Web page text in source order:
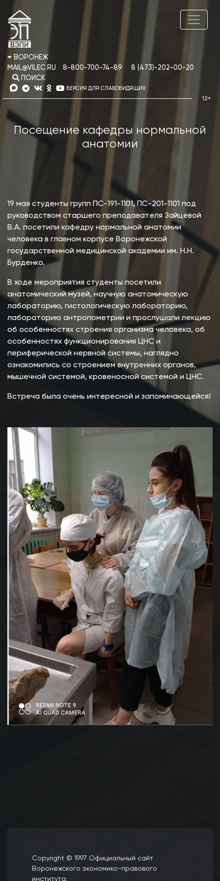
ВОРОНЕЖ
MAIL@VILEC.RU
8-800-700-74-89
8 (473)-202-00-20
ПОИСК
ВЕРСИЯ ДЛЯ СЛАБОВИДЯЩИХ
Посещение кафедры нормальной
анатомии
19 мая студенты групп ПС-191-1101, ПС-201-1101 под
руководством старшего преподавателя Зайцевой
В.А. посетили кафедру нормальной анатомии
человека в главном корпусе Воронежской
государственной медицинской академии им. Н.Н.
Бурденко.
В ходе мероприятия студенты посетили
анатомический музей, научную анатомическую
лабораторию, гистологическую лабораторию,
лабораторию антропометрии и прослушали лекцию
об особенностях строения организма человека, об
особенностях функционирования ЦНС и
периферической нервной системы, наглядно
ознакомились со строением внутренних органов,
мышечной системой, кровеносной системой и ЦНС.
Встреча была очень интересной и запоминающейся!
Copyright © 1997 Официальный сайт
Воронежского экономико-правового
института.